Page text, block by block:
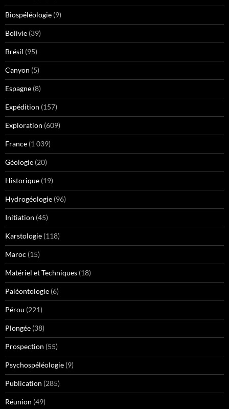
Biospéléologie (9)
Bolivie (39)
Brésil (95)
Canyon (5)
Espagne (8)
Expédition (157)
Exploration (609)
France (1 039)
Géologie (20)
Historique (19)
Hydrogéologie (96)
Initiation (45)
Karstologie (118)
Maroc (15)
Matériel et Techniques (18)
Paléontologie (6)
Pérou (221)
Plongée (38)
Prospection (55)
Psychospéléologie (9)
Publication (285)
Réunion (49)